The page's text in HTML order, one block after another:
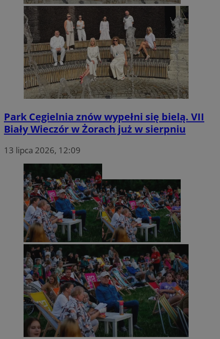
Park Cegielnia znów wypełni się bielą. VII
Biały Wieczór w Żorach już w sierpniu
13 lipca 2026, 12:09